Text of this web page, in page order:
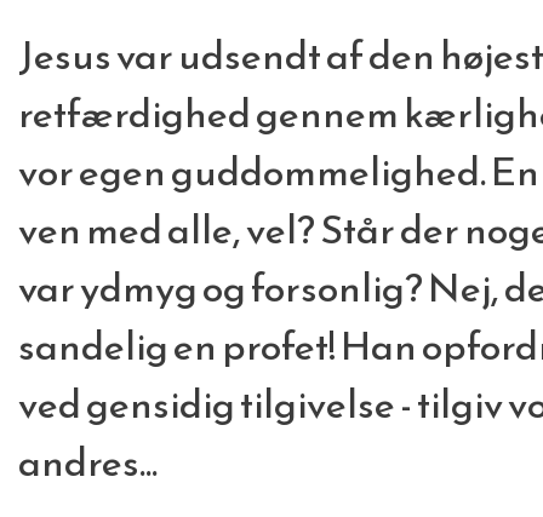
Jesus var udsendt af den
retfærdighed gennem
vor egen guddommelighed.
ven med alle, vel? Står der
var ydmyg og forsonlig? Nej,
sandelig en profet! Han
ved gensidig tilgivelse - tilgiv
andres...